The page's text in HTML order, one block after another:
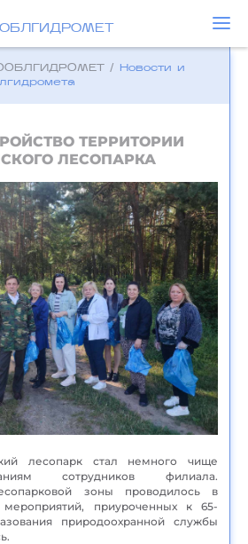
/
Новости и
ТЕРРИТОРИИ
ЛЕСОПАРКА
лесопарк стал немного чище
сотрудников филиала.
зоны проводилось в
мероприятий, приуроченных к 65-
природоохранной службы